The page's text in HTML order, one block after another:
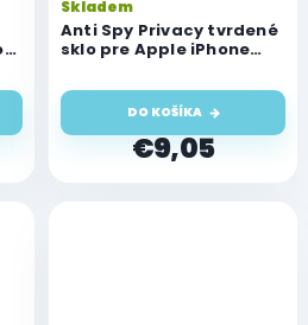
Anti Spy Privacy tvrdené
sklo pre Apple iPhone
Skladem
€9,05
DO KOŠÍKA